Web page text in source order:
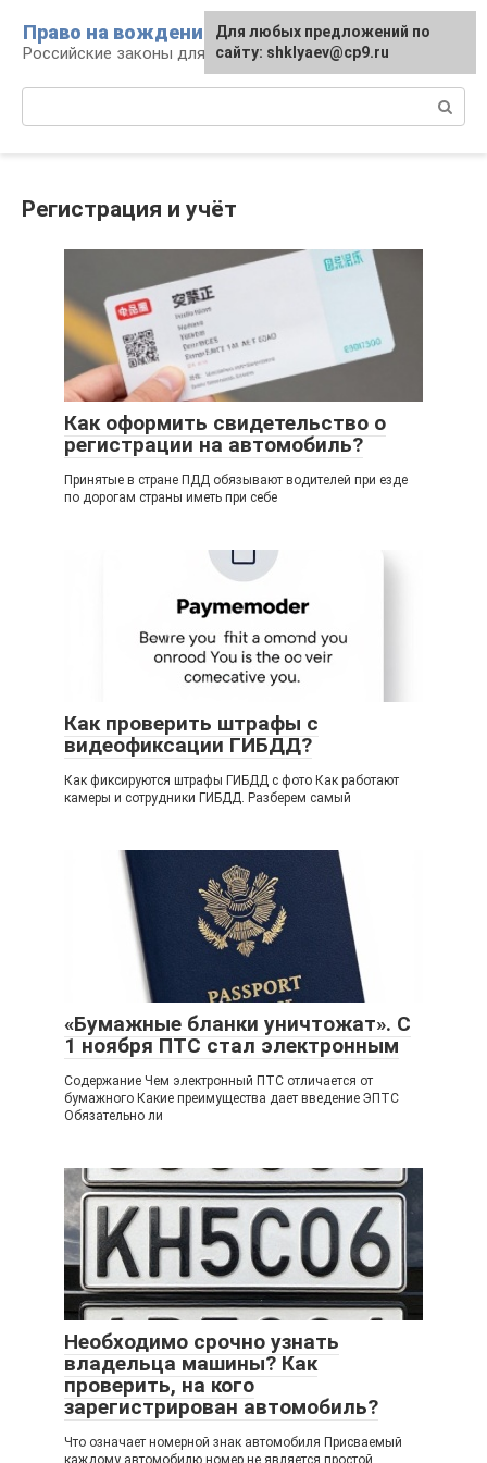
контенту
Право на вождение
Российские законы для автомобилистов
Регистрация и учёт
Как оформить свидетельство о
регистрации на автомобиль?
Принятые в стране ПДД обязывают водителей при езде
по дорогам страны иметь при себе
Как проверить штрафы с
видеофиксации ГИБДД?
Как фиксируются штрафы ГИБДД с фото Как работают
камеры и сотрудники ГИБДД. Разберем самый
«Бумажные бланки уничтожат». С
1 ноября ПТС стал электронным
Содержание Чем электронный ПТС отличается от
бумажного Какие преимущества дает введение ЭПТС
Обязательно ли
Необходимо срочно узнать
владельца машины? Как
проверить, на кого
зарегистрирован автомобиль?
Что означает номерной знак автомобиля Присваемый
каждому автомобилю номер не является простой
Для любых предложений по
сайту: shklyaev@cp9.ru